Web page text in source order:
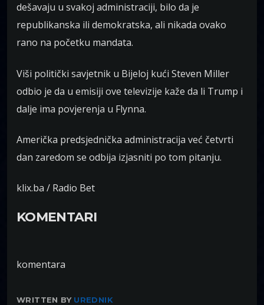
dešavaju u svakoj administraciji, bilo da je
republikanska ili demokratska, ali nikada ovako
rano na početku mandata.
Viši politički savjetnik u Bijeloj kući Steven Miller
odbio je da u emisiji ove televizije kaže da li Trump i
dalje ima povjerenja u Flynna.
Američka predsjednička administracija već četvrti
dan zaredom se odbija izjasniti po tom pitanju.
klix.ba / Radio Bet
KOMENTARI
komentara
WRITTEN BY UREDNIK